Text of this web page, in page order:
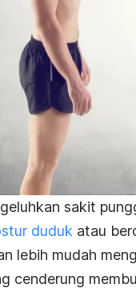
sakit
duduk atau
lebih mudah
cenderung